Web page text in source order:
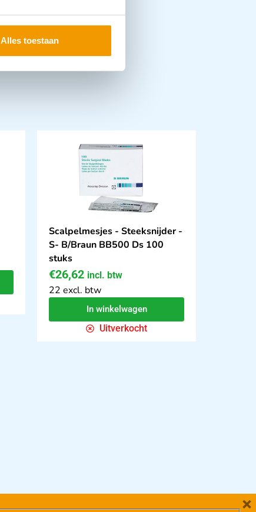
Alles toestaan
Scalpelmesjes - Steeksnijder -
S- B/Braun BB500 Ds 100
stuks
€26,62 incl. btw
22 excl. btw
In winkelwagen
Uitverkocht
×